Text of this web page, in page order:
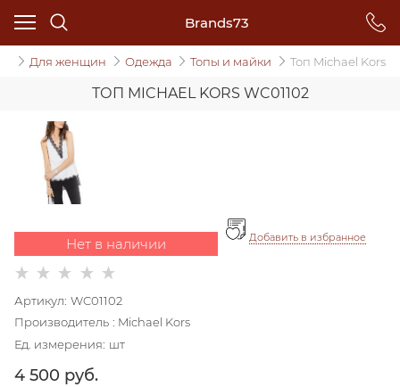
Brands73
Для женщин Одежда Топы и майки Топ Michael Kors
ТОП MICHAEL KORS WC01102
Нет в наличии Добавить в избранное
Артикул: WC01102
Производитель : Michael Kors
Ед. измерения: шт
4 500 руб.